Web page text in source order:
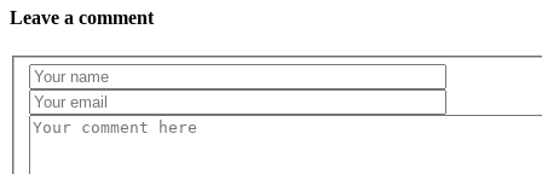
Leave a comment